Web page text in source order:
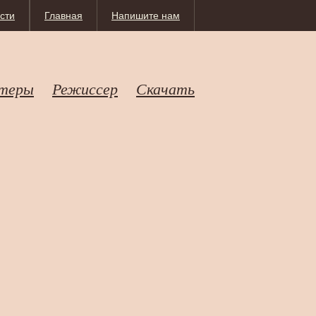
Напишите нам
Главная
Режиссер Скачать